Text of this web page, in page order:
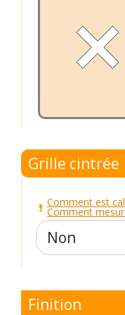
Grille cintrée
Comment est
Comment
Finition